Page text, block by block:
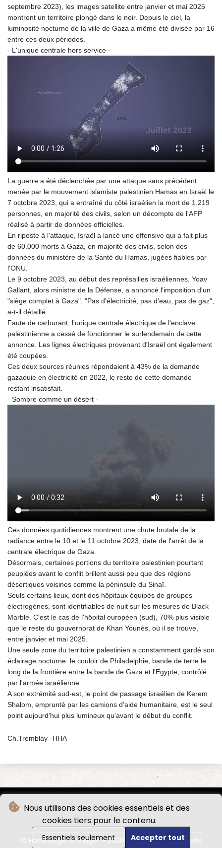
Nous utilisons des cookies essentiels et des
cookies tiers pour le contenu.
Essentiels seulement Accepter tout
septembre 2023), les images satellite entre janvier et mai 2025
montrent un territoire plongé dans le noir. Depuis le ciel, la
luminosité nocturne de la ville de Gaza a même été divisée par 16
entre ces deux périodes.
- L'unique centrale hors service -
La guerre a été déclenchée par une attaque sans précédent
menée par le mouvement islamiste palestinien Hamas en Israël le
7 octobre 2023, qui a entraîné du côté israélien la mort de 1.219
personnes, en majorité des civils, selon un décompte de l'AFP
réalisé à partir de données officielles.
En riposte à l'attaque, Israël a lancé une offensive qui a fait plus
de 60.000 morts à Gaza, en majorité des civils, selon des
données du ministère de la Santé du Hamas, jugées fiables par
l'ONU.
Le 9 octobre 2023, au début des représailles israéliennes, Yoav
Gallant, alors ministre de la Défense, a annoncé l'imposition d'un
"siège complet à Gaza". "Pas d'électricité, pas d'eau, pas de gaz",
a-t-il détaillé.
Faute de carburant, l'unique centrale électrique de l'enclave
palestinienne a cessé de fonctionner le surlendemain de cette
annonce. Les lignes électriques provenant d'Israël ont également
été coupées.
Ces deux sources réunies répondaient à 43% de la demande
gazaouie en électricité en 2022, le reste de cette demande
restant insatisfait.
- Sombre comme un désert -
Ces données quotidiennes montrent une chute brutale de la
radiance entre le 10 et le 11 octobre 2023, date de l'arrêt de la
centrale électrique de Gaza.
Désormais, certaines portions du territoire palestinien pourtant
peuplées avant le conflit brillent aussi peu que des régions
désertiques voisines comme la péninsule du Sinaï.
Seuls certains lieux, dont des hôpitaux équipés de groupes
électrogènes, sont identifiables de nuit sur les mesures de Black
Marble. C'est le cas de l'hôpital européen (sud), 70% plus visible
que le reste du gouvernorat de Khan Younès, où il se trouve,
entre janvier et mai 2025.
Une seule zone du territoire palestinien a constamment gardé son
éclairage nocturne: le couloir de Philadelphie, bande de terre le
long de la frontière entre la bande de Gaza et l'Egypte, contrôlé
par l'armée israélienne.
A son extrémité sud-est, le point de passage israélien de Kerem
Shalom, emprunté par les camions d'aide humanitaire, est le seul
point aujourd'hui plus lumineux qu'avant le début du conflit.
Ch.Tremblay--HHA
© Hamburger Anzeiger - 2026 - Tous droits réservés